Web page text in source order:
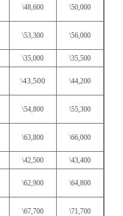
\48,600 \50,000
\53,300 \56,000
\35,000 \35,500
\43,500 \44,200
\54,800 \55,300
\63,800 \66,000
\42,500 \43,400
\62,900 \64,800
\67,700 \71,700